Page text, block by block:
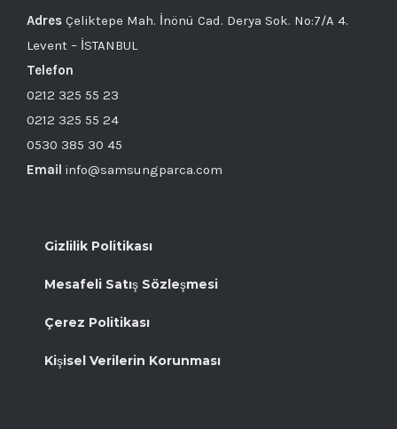
Adres Çeliktepe Mah. İnönü Cad. Derya Sok. No:7/A 4.
Levent – İSTANBUL
Telefon
0212 325 55 23
0212 325 55 24
0530 385 30 45
Email info@samsungparca.com
Gizlilik Politikası
Mesafeli Satış Sözleşmesi
Çerez Politikası
Kişisel Verilerin Korunması